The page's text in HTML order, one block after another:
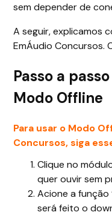
sem depender de
A seguir, explicamos
EmÁudio Concursos.
Passo a
Modo Offline
Para usar o Modo
Concursos, siga
Clique no
quer ouvir sem
Acione a função
será feito o